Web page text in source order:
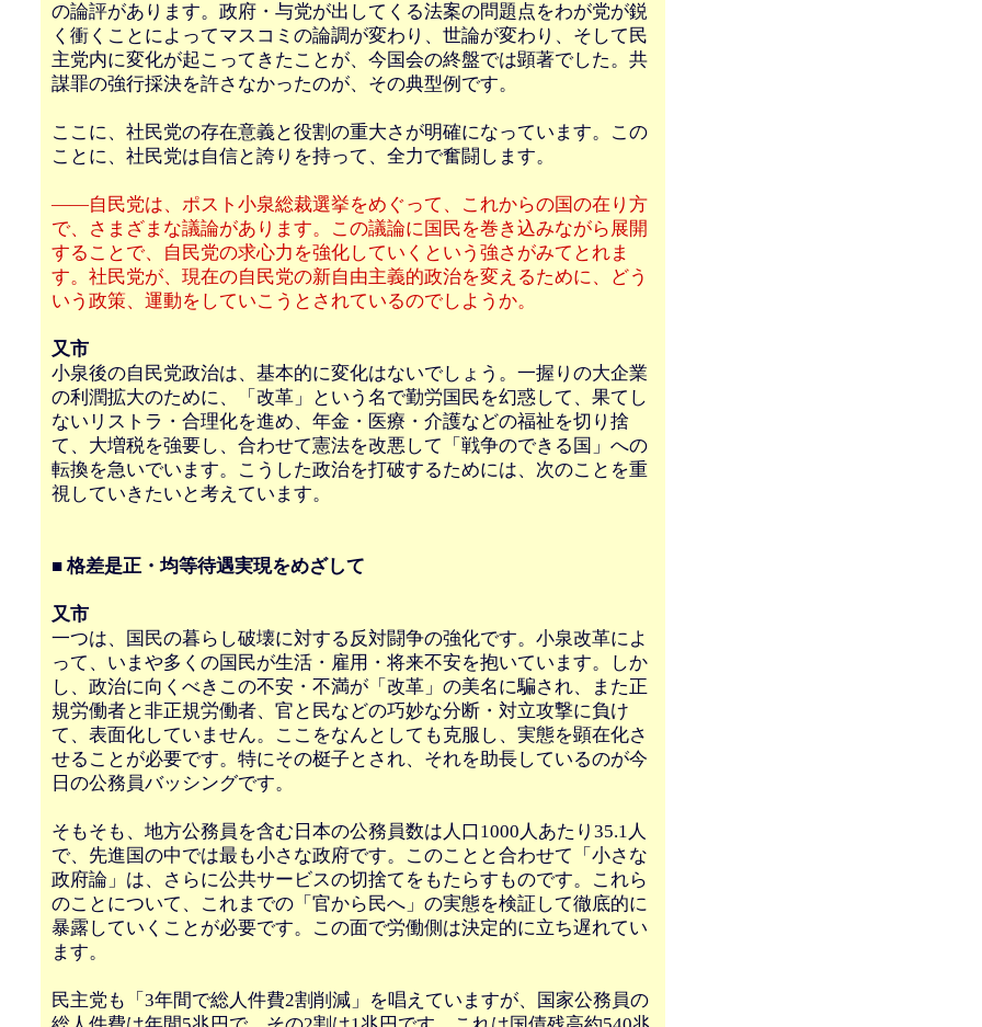
の論評があります。政府・与党が出してくる法案の問題点をわが党が鋭
く衝くことによってマスコミの論調が変わり、世論が変わり、そして民
主党内に変化が起こってきたことが、今国会の終盤では顕著でした。共
謀罪の強行採決を許さなかったのが、その典型例です。
ここに、社民党の存在意義と役割の重大さが明確になっています。この
ことに、社民党は自信と誇りを持って、全力で奮闘します。
――自民党は、ポスト小泉総裁選挙をめぐって、これからの国の在り方
で、さまざまな議論があります。この議論に国民を巻き込みながら展開
することで、自民党の求心力を強化していくという強さがみてとれま
す。社民党が、現在の自民党の新自由主義的政治を変えるために、どう
いう政策、運動をしていこうとされているのでしようか。
又市
小泉後の自民党政治は、基本的に変化はないでしょう。一握りの大企業
の利潤拡大のために、「改革」という名で勤労国民を幻惑して、果てし
ないリストラ・合理化を進め、年金・医療・介護などの福祉を切り捨
て、大増税を強要し、合わせて憲法を改悪して「戦争のできる国」への
転換を急いでいます。こうした政治を打破するためには、次のことを重
視していきたいと考えています。
■ 格差是正・均等待遇実現をめざして
又市
一つは、国民の暮らし破壊に対する反対闘争の強化です。小泉改革によ
って、いまや多くの国民が生活・雇用・将来不安を抱いています。しか
し、政治に向くべきこの不安・不満が「改革」の美名に騙され、また正
規労働者と非正規労働者、官と民などの巧妙な分断・対立攻撃に負け
て、表面化していません。ここをなんとしても克服し、実態を顕在化さ
せることが必要です。特にその梃子とされ、それを助長しているのが今
日の公務員バッシングです。
そもそも、地方公務員を含む日本の公務員数は人口1000人あたり35.1人
で、先進国の中では最も小さな政府です。このことと合わせて「小さな
政府論」は、さらに公共サービスの切捨てをもたらすものです。これら
のことについて、これまでの「官から民へ」の実態を検証して徹底的に
暴露していくことが必要です。この面で労働側は決定的に立ち遅れてい
ます。
民主党も「3年間で総人件費2割削減」を唱えていますが、国家公務員の